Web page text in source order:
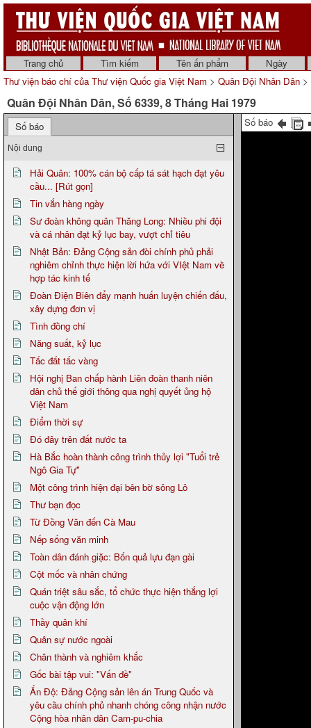
Trang chủ Tìm kiếm Tên ấn phẩm
Ngày
Thư viện báo chí của Thư viện Quốc gia Việt Nam > Quân Đội Nhân Dân >
Quân Đội Nhân Dân, Số 6339, 8 Tháng Hai 1979
Số báo
Nội dung
Hải Quân: 100% cán bộ cấp tá sát hạch đạt yêu
cầu... [Rút gọn]
Tin vắn hàng ngày
Sư đoàn không quân Thăng Long: Nhiều phi đội
và cá nhân đạt kỷ lục bay, vượt chỉ tiêu
Nhật Bản: Đảng Cộng sản đòi chính phủ phải
nghiêm chỉnh thực hiện lời hứa với VIệt Nam về
hợp tác kinh tế
Đoàn Điện Biên đẩy mạnh huấn luyện chiến đấu,
xây dựng đơn vị
Tình đồng chí
Năng suất, kỷ lục
Tấc đất tấc vàng
Hội nghị Ban chấp hành Liên đoàn thanh niên
dân chủ thế giới thông qua nghị quyết ủng hộ
Việt Nam
Điểm thời sự
Đó đây trên đất nước ta
Hà Bắc hoàn thành công trình thủy lợi "Tuổi trẻ
Ngô Gia Tự"
Một công trình hiện đại bên bờ sông Lô
Thư bạn đọc
Từ Đồng Văn đến Cà Mau
Nếp sống văn minh
Toàn dân đánh giặc: Bốn quả lựu đạn gài
Cột mốc và nhân chứng
Quán triệt sâu sắc, tổ chức thực hiện thắng lợi
cuộc vận động lớn
Thầy quân khí
Quân sự nước ngoài
Chân thành và nghiêm khắc
Gốc bài tập vui: "Vấn đề"
Ấn Độ: Đảng Cộng sản lên án Trung Quốc và
yêu cầu chính phủ nhanh chóng công nhận nước
Cộng hòa nhân dân Cam-pu-chia
Số báo